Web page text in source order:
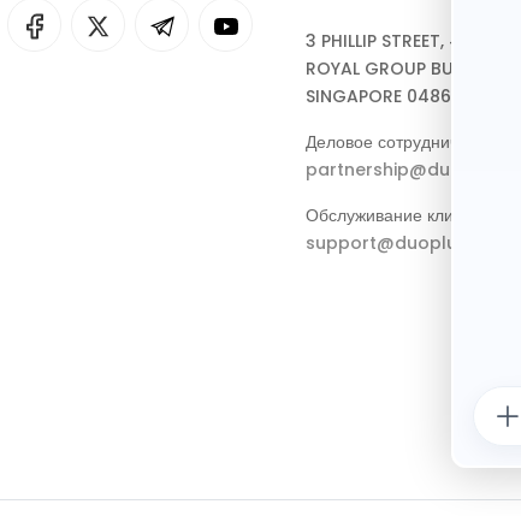
3 PHILLIP STREET, #10-04,
ROYAL GROUP BUILDING,
SINGAPORE 048693
Деловое сотрудничество:
partnership@duoplus.net
Обслуживание клиентов:
support@duoplus.net